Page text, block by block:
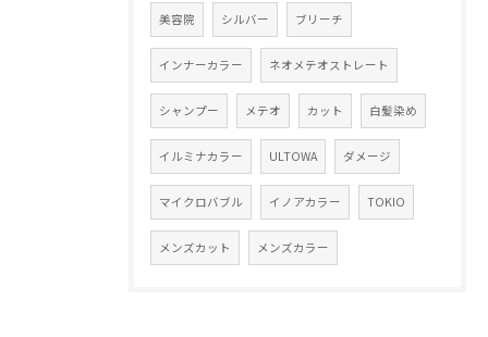
美容院 シルバー ブリーチ
インナーカラー ネオメテオストレート
シャンプー メテオ カット 白髪染め
イルミナカラー ULTOWA ダメージ
マイクロバブル イノアカラー TOKIO
メンズカット メンズカラー